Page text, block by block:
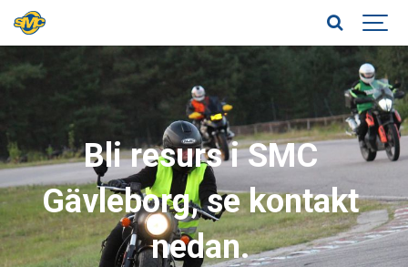
Bli resurs i SMC
Gävleborg, se kontakt
nedan.